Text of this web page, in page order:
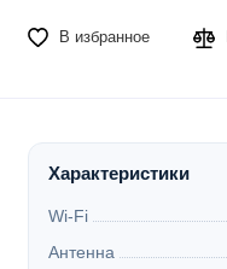
В избранное
Характеристики
Wi-Fi
Антенна